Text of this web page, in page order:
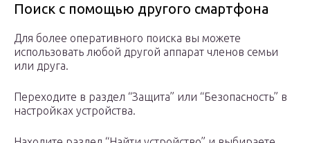
Поиск с помощью другого смартфона
Для более оперативного поиска вы можете
использовать любой другой аппарат членов семьи
или друга.
Переходите в раздел “Защита” или “Безопасность” в
настройках устройства.